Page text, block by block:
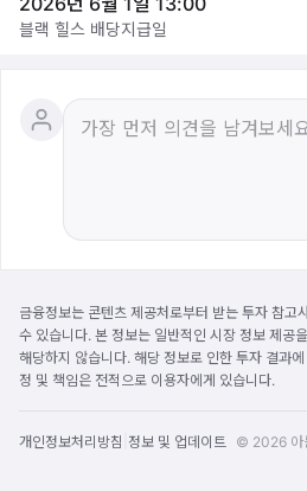
블랙 힐스 배당지급일
금융정보는 콘텐츠 제공처로부터 받는 투자 참고
수 있습니다. 본 정보는 일반적인 시장 정보 제공
해당하지 않습니다. 해당 정보로 인한 투자 결과
정 및 책임은 전적으로 이용자에게 있습니다.
개인정보처리방침 정보 및 업데이트 © 2026 아